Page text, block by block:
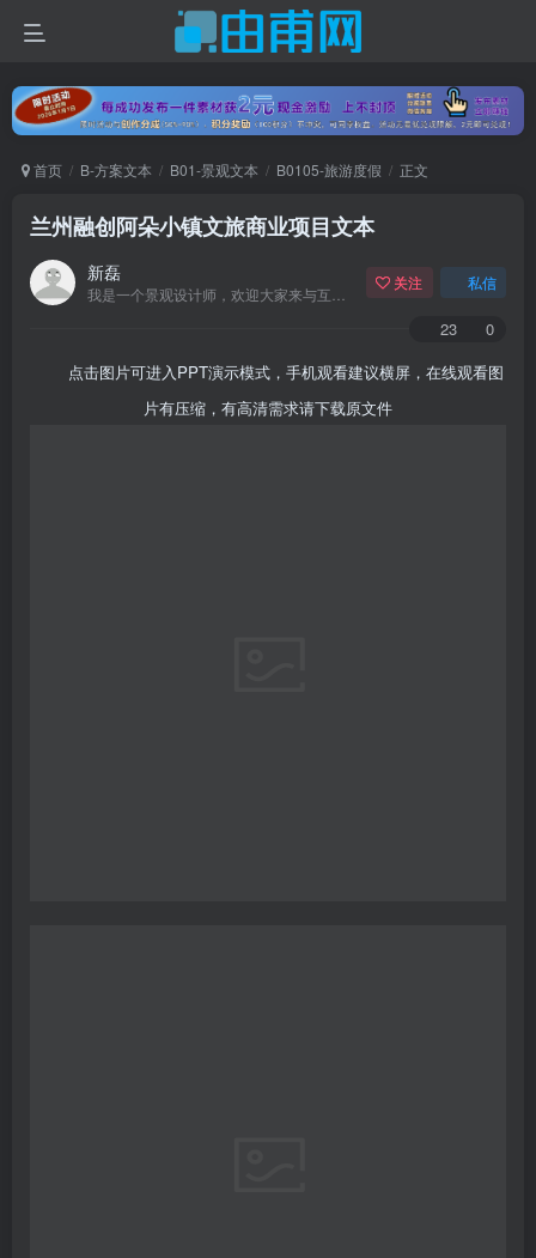
首页 B-方案文本 B01-景观文本 B0105-旅游度假 正文
兰州融创阿朵小镇文旅商业项目文本
新磊 关注 私信
23
0
点击图片可进入PPT演示模式，手机观看建议横屏，在线观看图
片有压缩，有高清需求请下载原文件